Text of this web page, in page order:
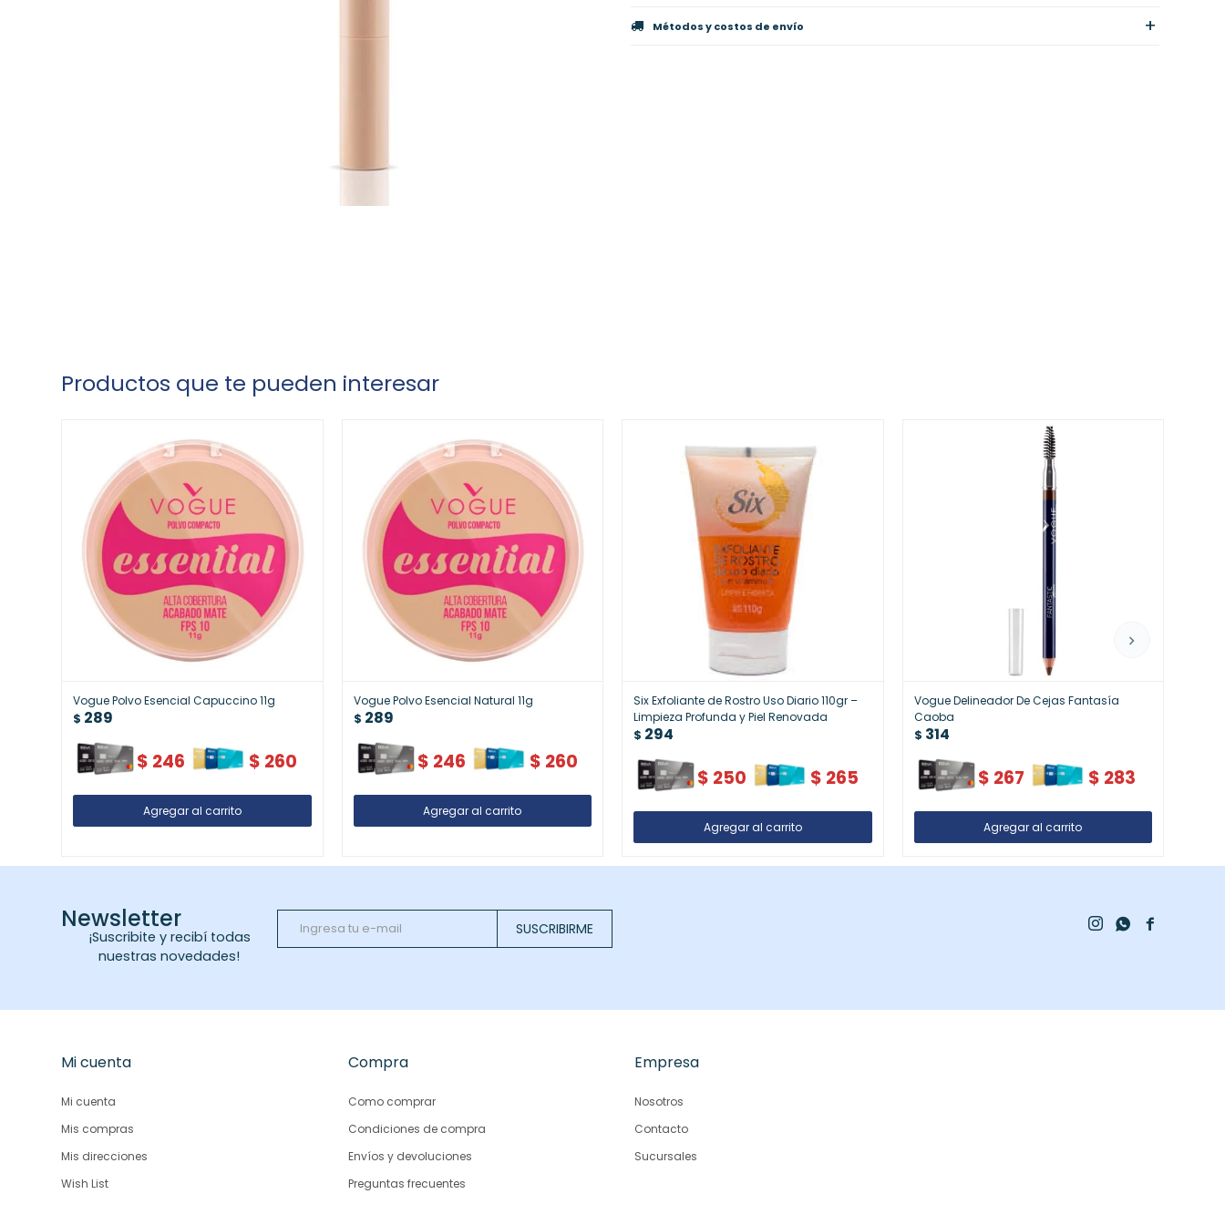
Métodos y costos de envío
Productos que te pueden interesar
Vogue Polvo Esencial Capuccino 11g
$ 289
$ 246 $ 260
Vogue Polvo Esencial Natural 11g
$ 289
$ 246 $ 260
Six Exfoliante de Rostro Uso Diario 110gr –
Limpieza Profunda y Piel Renovada
$ 294
$ 250 $ 265
Vogue Delineador De Cejas Fantasía
Caoba
$ 314
$ 267 $ 283
Newsletter
¡Suscribite y recibí todas
nuestras novedades!
SUSCRIBIRME 
 
Mi cuenta
Mi cuenta
Mis compras
Mis direcciones
Wish List
Compra
Como comprar
Condiciones de compra
Envíos y devoluciones
Preguntas frecuentes
Empresa
Nosotros
Contacto
Sucursales